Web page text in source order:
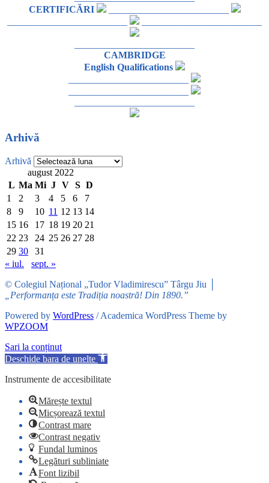
CERTIFICĂRI
_________________________
CAMBRIDGE
English Qualifications
Arhivă
Arhivă
august 2022
L Ma Mi J V S D
1
2 3 4 5 6
7
8
9 10 11 12 13 14
15 16 17 18 19 20 21
22 23 24 25 26 27 28
29 30
31
« iul.
sept. »
© Colegiul Național „Tudor Vladimirescu” Târgu Jiu │
„Performanța este Tradiția noastră! Din 1890.”
Powered by WordPress / Academica WordPress Theme by
WPZOOM
Sari la conținut
Deschide bara de unelte
Instrumente de accesibilitate
Mărește textul
Micșorează textul
Contrast mare
Contrast negativ
Fundal luminos
Legături subliniate
Font lizibil